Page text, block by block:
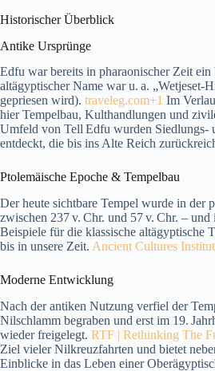
Historischer Überblick
Antike Ursprünge
Edfu war bereits in pharaonischer Zeit ein
altägyptischer Name war u. a.
gepriesen wird). traveleg.com+1 Im
hier Tempelbau, Kulthandlungen und
Umfeld von Tell Edfu wurden Siedlungs‑
entdeckt, die bis ins Alte Reich
Ptolemäische Epoche & Tempelbau
Der heute sichtbare Tempel wurde in der
zwischen 237 v. Chr. und 57 v. Chr. – und
Beispiele für die klassische altägyptische
bis in unsere Zeit. Ancient Cultures
Moderne Entwicklung
Nach der antiken Nutzung verfiel der
Nilschlamm begraben und erst im 19.
wieder freigelegt. RTF | Rethinking The
Ziel vieler Nilkreuzfahrten und bietet
Einblicke in das Leben einer